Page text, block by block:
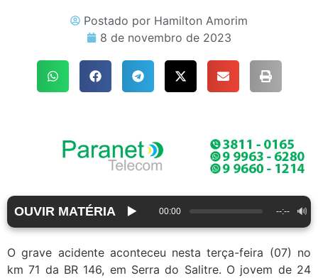
Postado por Hamilton Amorim
8 de novembro de 2023
OUVIR MATÉRIA ▶️ 00:00 --:-- 🔊
O grave acidente aconteceu nesta terça-feira (07) no
km 71 da BR 146, em Serra do Salitre. O jovem de 24